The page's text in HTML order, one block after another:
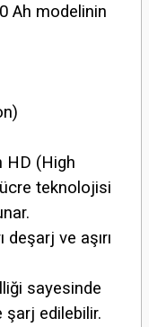
Ah modelinin
HD (High
teknolojisi
deşarj ve aşırı
sayesinde
şarj edilebilir.